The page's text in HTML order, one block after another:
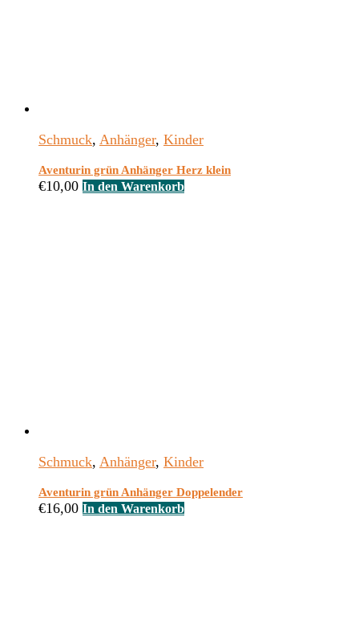
Schmuck, Anhänger, Kinder
Aventurin grün Anhänger Herz klein
€10,00 In den Warenkorb
Schmuck, Anhänger, Kinder
Aventurin grün Anhänger Doppelender
€16,00 In den Warenkorb